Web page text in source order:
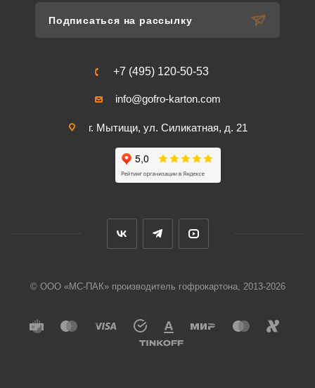
Подписаться на рассылку
+7 (495) 120-50-53
info@gofro-karton.com
г. Мытищи, ул. Силикатная, д. 21
© ООО «МС-ПАК» производитель гофрокартона, 2013-2026